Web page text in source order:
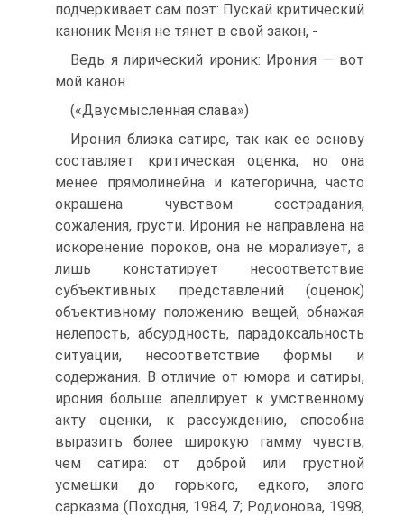
подчеркивает сам поэт: Пускай критический
каноник Меня не тянет в свой закон, -
Ведь я лирический ироник: Ирония — вот
мой канон
(«Двусмысленная слава»)
Ирония близка сатире, так как ее основу
составляет критическая оценка, но она
менее прямолинейна и категорична, часто
окрашена чувством сострада­ния,
сожаления, грусти. Ирония не направлена на
искоренение пороков, она не морализует, а
лишь констатирует несоответствие
субъективных представлений (оценок)
объективному положению вещей, обнажая
нелепость, абсурдность, парадоксальность
ситуации, несоответствие формы и
содержания. В отличие от юмора и сатиры,
ирония больше апеллирует к умственному
акту оценки, к рас­суждению, способна
выразить более широкую гамму чувств,
чем сатира: от доброй или грустной
усмешки до горького, едкого, злого
сарказма (Походня, 1984, 7; Родионова, 1998,